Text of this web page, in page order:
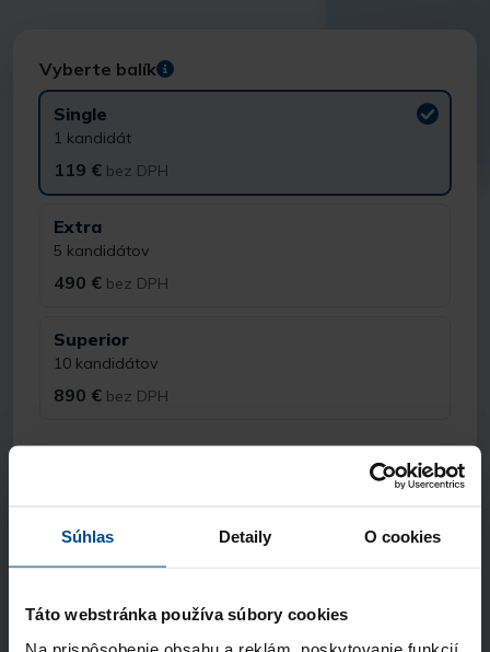
Súhlas Detaily O cookies
Táto webstránka používa súbory cookies
Na prispôsobenie obsahu a reklám, poskytovanie funkcií
Vyberte balík
Single
1 kandidát
119 € bez DPH
Extra
5 kandidátov
490 € bez DPH
Superior
10 kandidátov
890 € bez DPH